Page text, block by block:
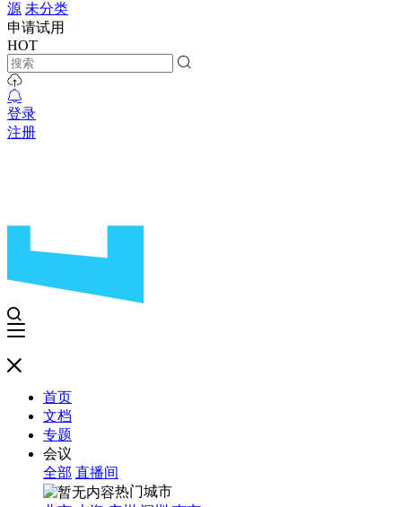
源 未分类
申请试用
HOT
登录
注册
首页
文档
专题
会议
全部 直播间
热门城市